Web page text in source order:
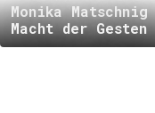
Monika
Macht der Gesten